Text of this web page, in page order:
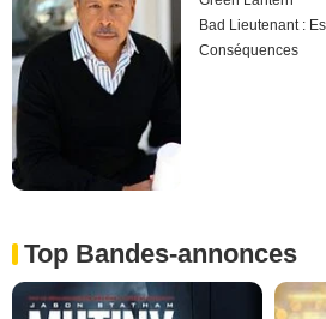
Bad Lieutenant :
Conséquences
Top Bandes-annonces